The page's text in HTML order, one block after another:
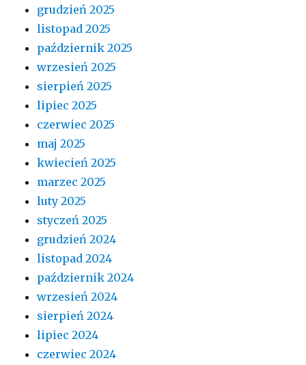
grudzień 2025
listopad 2025
październik 2025
wrzesień 2025
sierpień 2025
lipiec 2025
czerwiec 2025
maj 2025
kwiecień 2025
marzec 2025
luty 2025
styczeń 2025
grudzień 2024
listopad 2024
październik 2024
wrzesień 2024
sierpień 2024
lipiec 2024
czerwiec 2024